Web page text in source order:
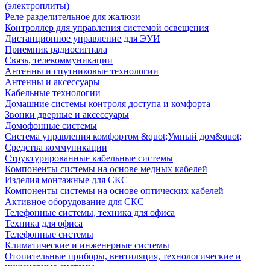
(электроплиты)
Реле разделительное для жалюзи
Контроллер для управления системой освещения
Дистанционное управление для ЭУИ
Приемник радиосигнала
Связь, телекоммуникации
Антенны и спутниковые технологии
Антенны и аксессуары
Кабельные технологии
Домашние системы контроля доступа и комфорта
Звонки дверные и аксессуары
Домофонные системы
Система управления комфортом &quot;Умный дом&quot;
Средства коммуникации
Структурированные кабельные системы
Компоненты системы на основе медных кабелей
Изделия монтажные для СКС
Компоненты системы на основе оптических кабелей
Активное оборудование для СКС
Телефонные системы, техника для офиса
Техника для офиса
Телефонные системы
Климатические и инженерные системы
Отопительные приборы, вентиляция, технологические и